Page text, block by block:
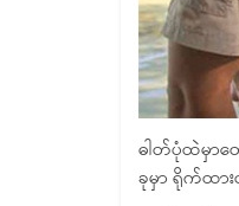
ဓါတ်ပုံထဲမှာတ
ခုမှာ ရိုက်ထား